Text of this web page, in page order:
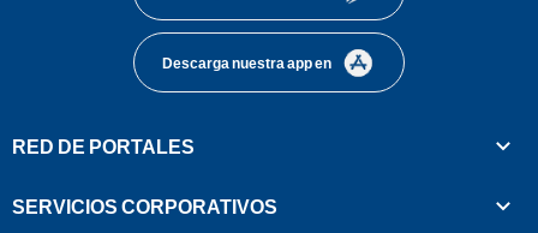
Descarga nuestra app en
RED DE PORTALES
SERVICIOS CORPORATIVOS